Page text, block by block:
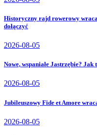
Historyczny rajd rowerowy
dołączyć
2026-08-05
Nowe, wspaniałe Jastrzębie? Jak
2026-08-05
Jubileuszowy Fide et Amore
2026-08-05